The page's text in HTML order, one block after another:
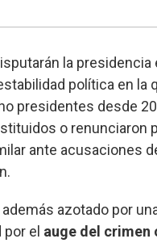
la presidencia
política en la
presidentes desde
o renunciaron
ante acusaciones
azotado por
el auge del crimen